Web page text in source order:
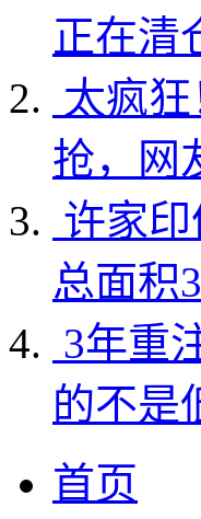
正在清
太疯
抢，网
许家
总面积
3年重
的不是
首页